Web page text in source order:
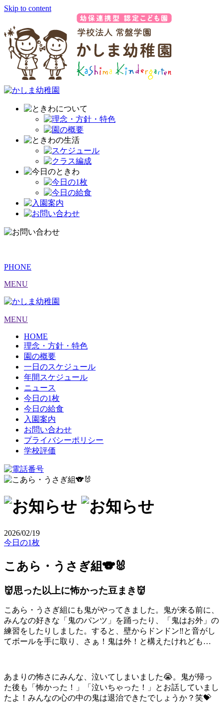
Skip to content
PHONE
MENU
MENU
HOME
理念・方針・特色
園の概要
一日のスケジュール
年間スケジュール
ニュース
今日の1枚
今日の給食
入園案内
お問い合わせ
プライバシーポリシー
学校評価
2026/02/19
今日の1枚
こあら・うさぎ組🐨🐰
👹思った以上に怖かった豆まき👹
こあら・うさぎ組にも鬼がやってきました。鬼が来る前に、
みんなの好きな「鬼のパンツ」を踊ったり、「鬼はお外」の
練習をしたりしました。すると、壁からドンドン‼️と音がし
てボールを手に取り、さぁ！鬼は外！と構えたけれども…
あまりの怖さにみんな、泣いてしまいました😭。鬼が帰っ
た後も「怖かった！」「泣いちゃった！」とお話していまし
たよ！みんなの心の中の鬼は退治できたでしょうか？笑💝